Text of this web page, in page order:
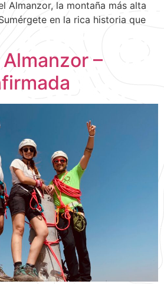
Almanzor, la montaña más alta
en la rica historia que
–